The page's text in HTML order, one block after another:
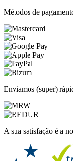
Métodos de
Enviamos (super)
A sua satisfação é a